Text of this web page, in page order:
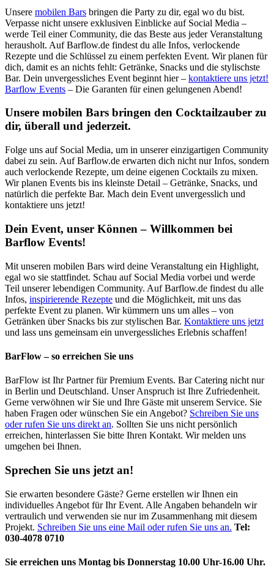
Unsere mobilen Bars bringen die Party zu dir, egal wo du bist.
Verpasse nicht unsere exklusiven Einblicke auf Social Media –
werde Teil einer Community, die das Beste aus jeder Veranstaltung
herausholt. Auf Barflow.de findest du alle Infos, verlockende
Rezepte und die Schlüssel zu einem perfekten Event. Wir planen für
dich, damit es an nichts fehlt: Getränke, Snacks und die stylischste
Bar. Dein unvergessliches Event beginnt hier – kontaktiere uns jetzt!
Barflow Events – Die Garanten für einen gelungenen Abend!
Unsere mobilen Bars bringen den Cocktailzauber zu
dir, überall und jederzeit.
Folge uns auf Social Media, um in unserer einzigartigen Community
dabei zu sein. Auf Barflow.de erwarten dich nicht nur Infos, sondern
auch verlockende Rezepte, um deine eigenen Cocktails zu mixen.
Wir planen Events bis ins kleinste Detail – Getränke, Snacks, und
natürlich die perfekte Bar. Mach dein Event unvergesslich und
kontaktiere uns jetzt!
Dein Event, unser Können – Willkommen bei
Barflow Events!
Mit unseren mobilen Bars wird deine Veranstaltung ein Highlight,
egal wo sie stattfindet. Schau auf Social Media vorbei und werde
Teil unserer lebendigen Community. Auf Barflow.de findest du alle
Infos, inspirierende Rezepte und die Möglichkeit, mit uns das
perfekte Event zu planen. Wir kümmern uns um alles – von
Getränken über Snacks bis zur stylischen Bar. Kontaktiere uns jetzt
und lass uns gemeinsam ein unvergessliches Erlebnis schaffen!
BarFlow – so erreichen Sie uns
BarFlow ist Ihr Partner für Premium Events. Bar Catering nicht nur
in Berlin und Deutschland. Unser Anspruch ist Ihre Zufriedenheit.
Gerne verwöhnen wir Sie und Ihre Gäste mit unserem Service. Sie
haben Fragen oder wünschen Sie ein Angebot? Schreiben Sie uns
oder rufen Sie uns direkt an. Sollten Sie uns nicht persönlich
erreichen, hinterlassen Sie bitte Ihren Kontakt. Wir melden uns
umgehen bei Ihnen.
Sprechen Sie uns jetzt an!
Sie erwarten besondere Gäste? Gerne erstellen wir Ihnen ein
individuelles Angebot für Ihr Event. Alle Angaben behandeln wir
vertraulich und verwenden sie nur im Zusammenhang mit diesem
Projekt. Schreiben Sie uns eine Mail oder rufen Sie uns an. Tel:
030-4078 0710
Sie erreichen uns Montag bis Donnerstag 10.00 Uhr-16.00 Uhr.